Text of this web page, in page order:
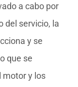
a cabo por
del servicio, la
y se
que se
motor y los